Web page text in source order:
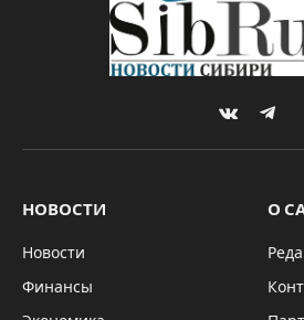
Розничная сеть «Лента»
всей стране, пять
центров общей площадью
м и более 560 автомобилей.